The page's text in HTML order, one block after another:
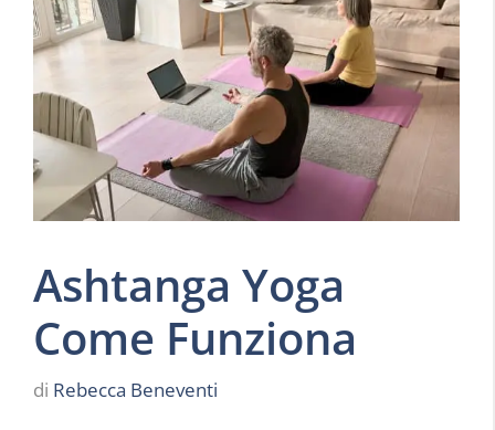
Ashtanga Yoga
Come Funziona
di Rebecca Beneventi